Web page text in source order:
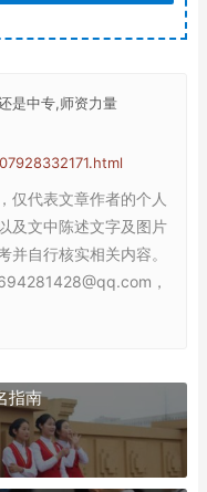
是中专,师资力量
仅代表文章作者的个人
及文中陈述文字及图片
自行核实相关内容。
，
指南